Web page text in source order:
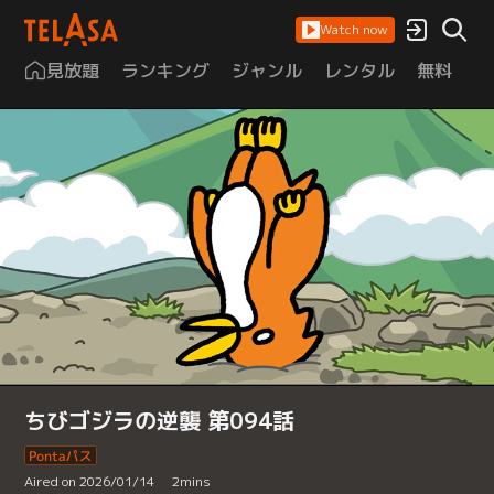
Watch now
見放題 ランキング ジャンル レンタル 無料
ちびゴジラの逆襲 第094話
Aired on 2026/01/14 2mins